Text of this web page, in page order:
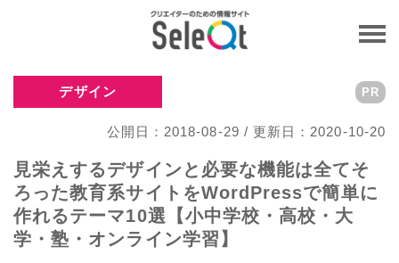
デザイン
公開日：2018-08-29 / 更新日：2020-10-20
PR
見栄えするデザインと必要な機能は全てそ
ろった教育系サイトをWordPressで簡単に
作れるテーマ10選【小中学校・高校・大
学・塾・オンライン学習】